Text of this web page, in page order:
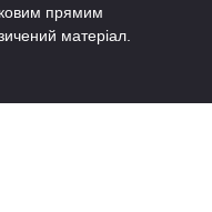
прямим
матеріал.